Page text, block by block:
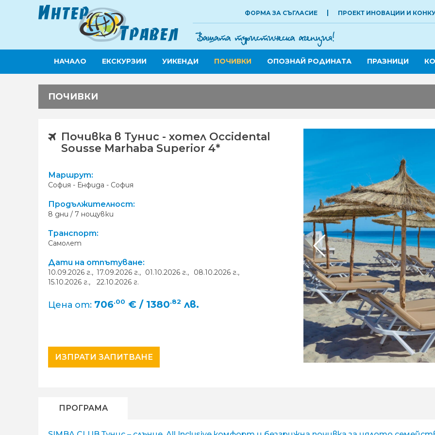
ФОРМА ЗА СЪГЛАСИЕ ПРОЕКТ ИНОВАЦИИ И
НАЧАЛО ЕКСКУРЗИИ УИКЕНДИ ПОЧИВКИ ОПОЗНАЙ РОДИНАТА ПРАЗНИЦИ
ПОЧИВКИ
Почивка в Тунис - хотел Occidental
Sousse Marhaba Superior 4*
Маршрут:
София - Енфида - София
Продължителност:
8 дни / 7 нощувки
Транспорт:
Самолет
Дати на отпътуване:
10.09.2026 г.,17.09.2026 г., 01.10.2026 г.,
08.10.2026 г.,
15.10.2026 г.,
22.10.2026 г.
Цена от: 706.00 € / 1380.82 лв.
ИЗПРАТИ ЗАПИТВАНЕ
ПРОГРАМА